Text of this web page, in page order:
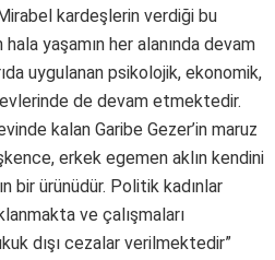
kardeşlerin verdiği bu
yaşamın her alanında devam
uygulanan psikolojik, ekonomik,
de devam etmektedir.
kalan Garibe Gezer’in maruz
erkek egemen aklın kendini
bir ürünüdür. Politik kadınlar
ve çalışmaları
dışı cezalar verilmektedir”